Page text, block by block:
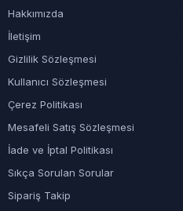
Hakkımızda
İletişim
Gizlilik Sözleşmesi
Kullanıcı Sözleşmesi
Çerez Politikası
Mesafeli Satış Sözleşmesi
İade ve İptal Politikası
Sıkça Sorulan Sorular
Sipariş Takip